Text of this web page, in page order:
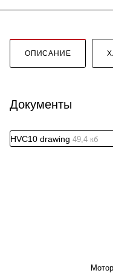
ОПИСАНИЕ
Документы
HVC10 drawing 49,4 кб